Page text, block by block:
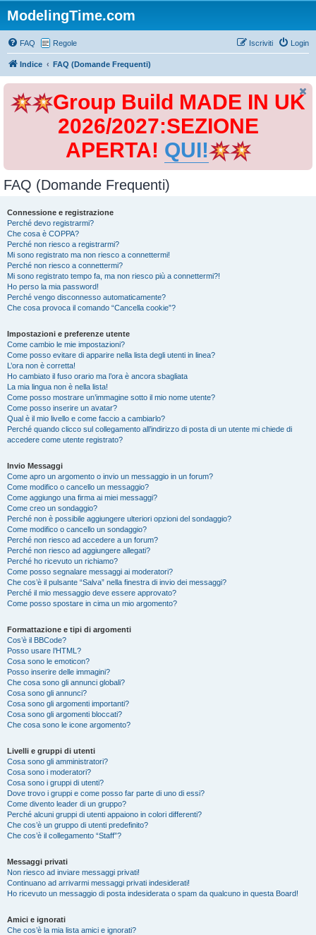
ModelingTime.com
FAQ Regole Login
Iscriviti
Indice FAQ (Domande Frequenti)
Group Build MADE IN UK
2026/2027:SEZIONE
APERTA! QUI!
FAQ (Domande Frequenti)
Connessione e registrazione
Perché devo registrarmi?
Che cosa è COPPA?
Perché non riesco a registrarmi?
Mi sono registrato ma non riesco a connettermi!
Perché non riesco a connettermi?
Mi sono registrato tempo fa, ma non riesco più a connettermi?!
Ho perso la mia password!
Perché vengo disconnesso automaticamente?
Che cosa provoca il comando “Cancella cookie”?
Impostazioni e preferenze utente
Come cambio le mie impostazioni?
Come posso evitare di apparire nella lista degli utenti in linea?
L’ora non è corretta!
Ho cambiato il fuso orario ma l’ora è ancora sbagliata
La mia lingua non è nella lista!
Come posso mostrare un’immagine sotto il mio nome utente?
Come posso inserire un avatar?
Qual è il mio livello e come faccio a cambiarlo?
Perché quando clicco sul collegamento all’indirizzo di posta di un utente mi chiede di
accedere come utente registrato?
Invio Messaggi
Come apro un argomento o invio un messaggio in un forum?
Come modifico o cancello un messaggio?
Come aggiungo una firma ai miei messaggi?
Come creo un sondaggio?
Perché non è possibile aggiungere ulteriori opzioni del sondaggio?
Come modifico o cancello un sondaggio?
Perché non riesco ad accedere a un forum?
Perché non riesco ad aggiungere allegati?
Perché ho ricevuto un richiamo?
Come posso segnalare messaggi ai moderatori?
Che cos’è il pulsante “Salva” nella finestra di invio dei messaggi?
Perché il mio messaggio deve essere approvato?
Come posso spostare in cima un mio argomento?
Formattazione e tipi di argomenti
Cos’è il BBCode?
Posso usare l’HTML?
Cosa sono le emoticon?
Posso inserire delle immagini?
Che cosa sono gli annunci globali?
Cosa sono gli annunci?
Cosa sono gli argomenti importanti?
Cosa sono gli argomenti bloccati?
Che cosa sono le icone argomento?
Livelli e gruppi di utenti
Cosa sono gli amministratori?
Cosa sono i moderatori?
Cosa sono i gruppi di utenti?
Dove trovo i gruppi e come posso far parte di uno di essi?
Come divento leader di un gruppo?
Perché alcuni gruppi di utenti appaiono in colori differenti?
Che cos’è un gruppo di utenti predefinito?
Che cos’è il collegamento “Staff”?
Messaggi privati
Non riesco ad inviare messaggi privati!
Continuano ad arrivarmi messaggi privati indesiderati!
Ho ricevuto un messaggio di posta indesiderata o spam da qualcuno in questa Board!
Amici e ignorati
Che cos’è la mia lista amici e ignorati?